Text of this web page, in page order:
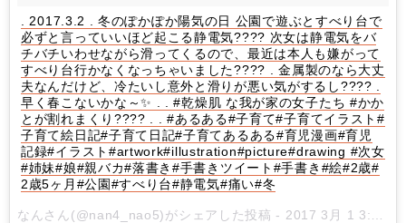
. 2017.3.2 . 冬のぽかぽか陽気の日 公園で遊ぶとすべり台で
必ずと言っていいほど起こる静電気???? 次女は静電気をバ
チバチいわせながら滑ってくるので、最近は本人も嫌がって
すべり台行かなくなっちゃいました???? . 金属製のなら大丈
夫なんだけど、冷たいし意外と滑りが悪い気がするし???? .
早く春こないかな～✨ . . #乾燥肌 な我が家の女子たち #かか
とが割れまくり???? . . #あるある#子育て#子育てイラスト#
子育て絵日記#子育て日記#子育てあるある#育児漫画#育児
記録#イラスト#artwork#illustration#picture#drawing #次女
#姉妹#娘#親バカ#落書き#手書きツイート#手書き#絵#2歳#
2歳5ヶ月#公園#すべり台#静電気#痛い#冬
なんさん(@nan4_nao5)がシェアした投稿 - 2017 3月 1 3:22午後 PST